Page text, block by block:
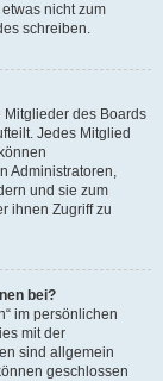
nicht zum
schreiben.
des Boards
Jedes Mitglied
Administratoren,
und sie zum
ihnen Zugriff zu
bei?
im persönlichen
mit der
sind allgemein
geschlossen